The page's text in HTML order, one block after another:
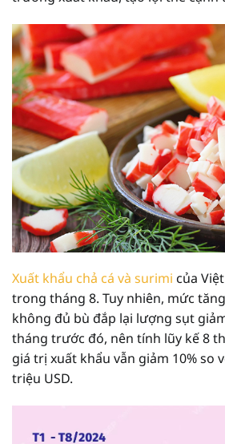
Xuất khẩu chả cá và surimi của
trong tháng 8. Tuy nhiên, mức
không đủ bù đắp lại lượng sụt
tháng trước đó, nên tính lũy kế 8
giá trị xuất khẩu vẫn giảm 10% so
triệu USD.